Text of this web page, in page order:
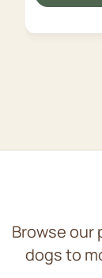
Browse our
dogs to
Cat &
Rabbit